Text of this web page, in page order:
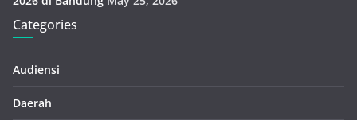
Categories
Audiensi
Daerah